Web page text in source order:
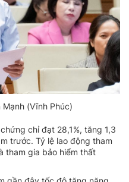
(Vĩnh Phúc)
chỉ đạt 28,1%, tăng 1,3
trước. Tỷ lệ lao động tham
tham gia bảo hiểm thất